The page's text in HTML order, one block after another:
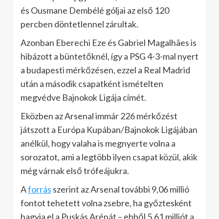
és Ousmane Dembélé góljai az első 120
percben döntetlennel zárultak.
Azonban Eberechi Eze és Gabriel Magalhães is
hibázott a büntetőknél, így a PSG 4-3-mal nyert
a budapesti mérkőzésen, ezzel a Real Madrid
után a második csapatként ismételten
megvédve Bajnokok Ligája címét.
Eközben az Arsenal immár 226 mérkőzést
játszott a Európa Kupában/Bajnokok Ligájában
anélkül, hogy valaha is megnyerte volna a
sorozatot, ami a legtöbb ilyen csapat közül, akik
még várnak első trófeájukra.
Aforrás szerint az Arsenal további 9,06 millió
fontot tehetett volna zsebre, ha győztesként
hagyja el a Puskás Arénát – ebből 5,61 milliót a